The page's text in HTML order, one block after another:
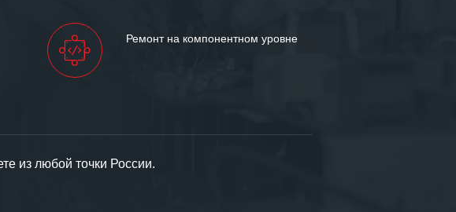
Ремонт на компонентном уровне
из любой точки России.